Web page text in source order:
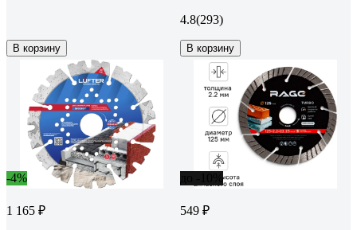
В корзину
4.8(293)
В корзину
-4%
1 165 ₽ 549 ₽